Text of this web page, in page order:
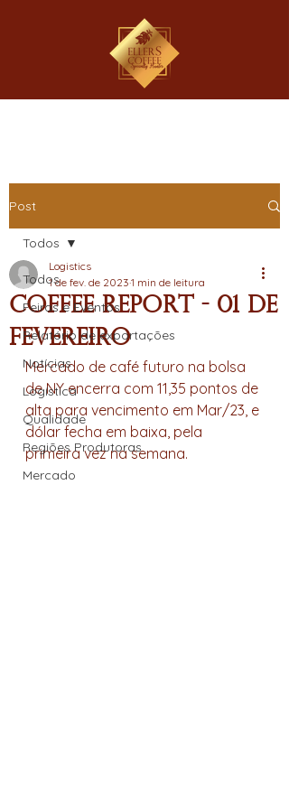
Post
Todos
Feiras e Eventos
Relatório de exportações
Notícias
Logística
Qualidade
Regiões Produtoras
Mercado
Todos
Coffee Report - 01 de
Fevereiro
Logistics
1 de fev. de 2023 1 min de leitura
Mercado de café futuro na bolsa
de NY encerra com 11,35 pontos de
alta para vencimento em Mar/23, e
dólar fecha em baixa, pela
primeira vez na semana.